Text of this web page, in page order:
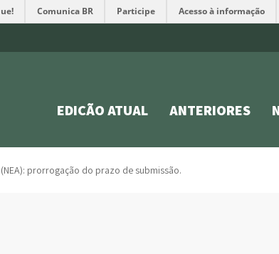
Comunica BR Participe Acesso à informação
EDIÇÃO ATUAL ANTERIORES
prorrogação do prazo de submissão.